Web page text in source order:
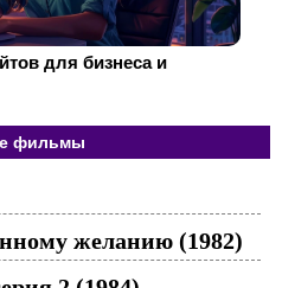
для бизнеса и
фильмы
желанию (1982)